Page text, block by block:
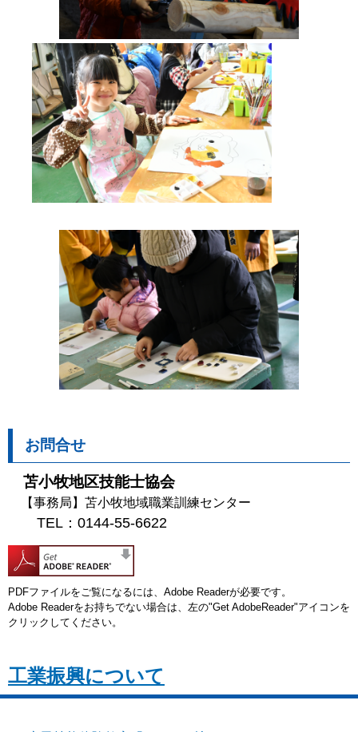
お問合せ
苫小牧地区技能士協会
【事務局】苫小牧地域職業訓練センター
TEL：0144-55-6622
PDFファイルをご覧になるには、Adobe Readerが必要です。
Adobe Readerをお持ちでない場合は、左の"Get AdobeReader"アイコンを
クリックしてください。
工業振興について